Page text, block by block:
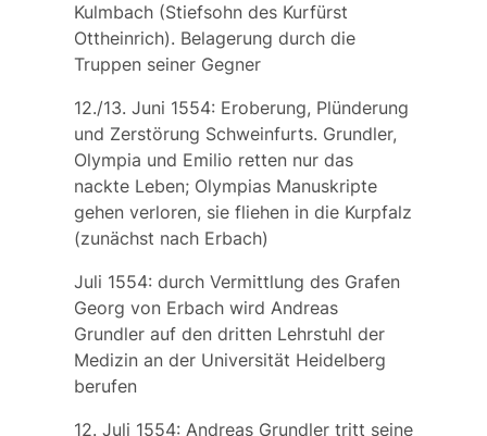
Kulmbach(Stiefsohn des Kurfürst
Ottheinrich). Belagerung durch die
Truppen seiner Gegner
12./13. Juni 1554: Eroberung, Plünderung
und Zerstörung Schweinfurts. Grundler,
Olympia und Emilio retten nur das
nackte Leben; Olympias Manuskripte
gehen verloren, sie fliehen in die Kurpfalz
(zunächst nach Erbach)
Juli 1554: durch Vermittlung des Grafen
Georg von Erbachwird Andreas
Grundler auf den dritten Lehrstuhl der
Medizin an der Universität Heidelberg
berufen
12. Juli 1554: Andreas Grundler tritt seine